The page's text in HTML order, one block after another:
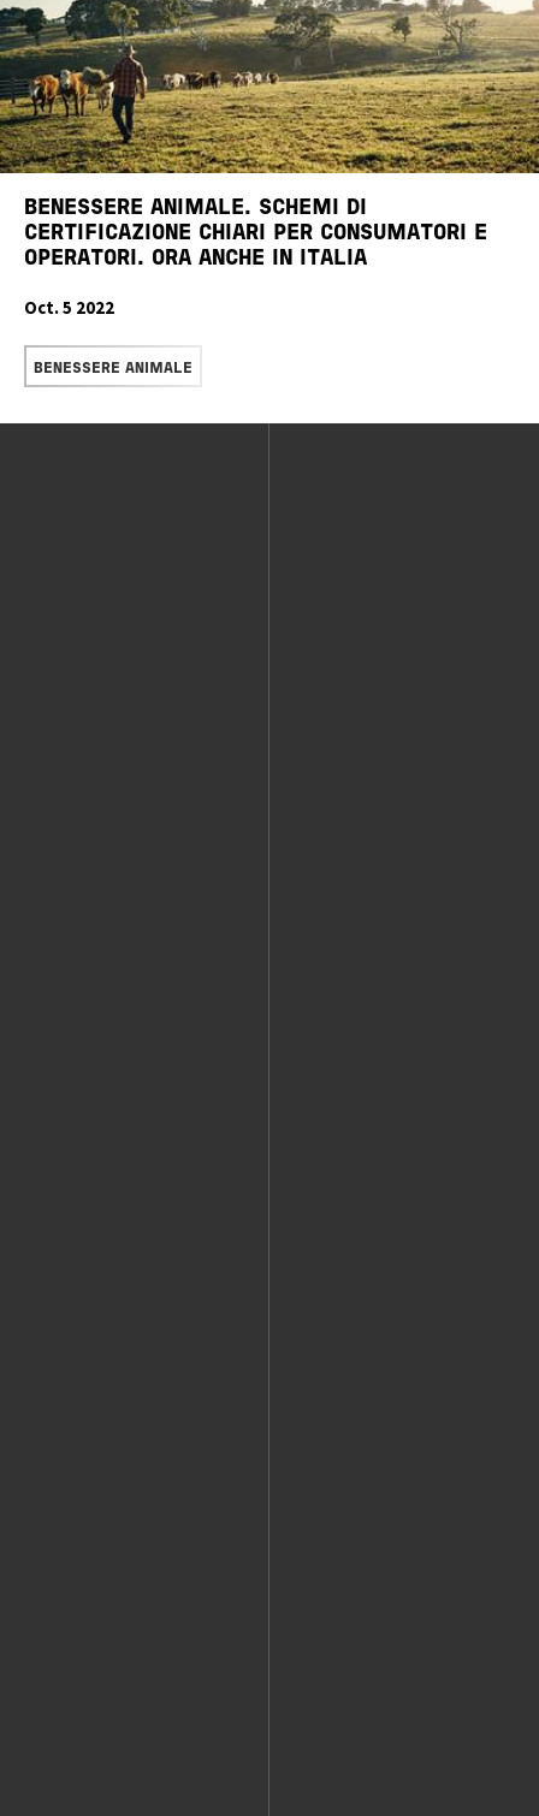
BENESSERE ANIMALE. SCHEMI DI
CERTIFICAZIONE CHIARI PER CONSUMATORI E
OPERATORI. ORA ANCHE IN ITALIA
Oct. 5 2022
BENESSERE ANIMALE